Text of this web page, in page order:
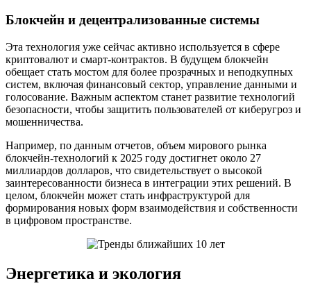
Блокчейн и децентрализованные системы
Эта технология уже сейчас активно используется в сфере
криптовалют и смарт-контрактов. В будущем блокчейн
обещает стать мостом для более прозрачных и неподкупных
систем, включая финансовый сектор, управление данными и
голосование. Важным аспектом станет развитие технологий
безопасности, чтобы защитить пользователей от киберугроз и
мошенничества.
Например, по данным отчетов, объем мирового рынка
блокчейн-технологий к 2025 году достигнет около 27
миллиардов долларов, что свидетельствует о высокой
заинтересованности бизнеса в интеграции этих решений. В
целом, блокчейн может стать инфраструктурой для
формирования новых форм взаимодействия и собственности
в цифровом пространстве.
Энергетика и экология